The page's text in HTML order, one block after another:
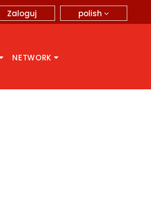
polish
Zaloguj
NETWORK